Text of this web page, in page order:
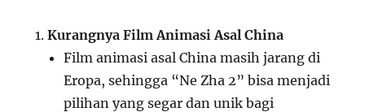
Kurangnya Film Animasi Asal China
Film animasi asal China masih jarang di
Eropa, sehingga “Ne Zha 2” bisa menjadi
pilihan yang segar dan unik bagi